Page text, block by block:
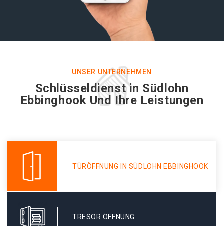
UNSER UNTERNEHMEN
Schlüsseldienst in Südlohn
Ebbinghook Und Ihre Leistungen
TÜRÖFFNUNG IN SÜDLOHN EBBINGHOOK
TRESOR ÖFFNUNG